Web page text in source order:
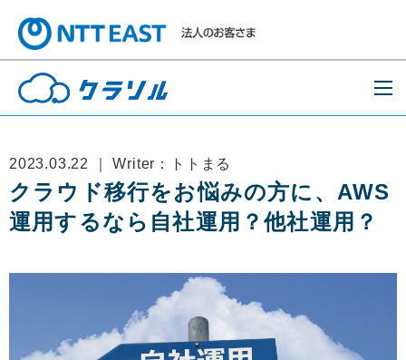
2023.03.22 ｜ Writer：トトまる
クラウド移行をお悩みの方に、AWS
運用するなら自社運用？他社運用？